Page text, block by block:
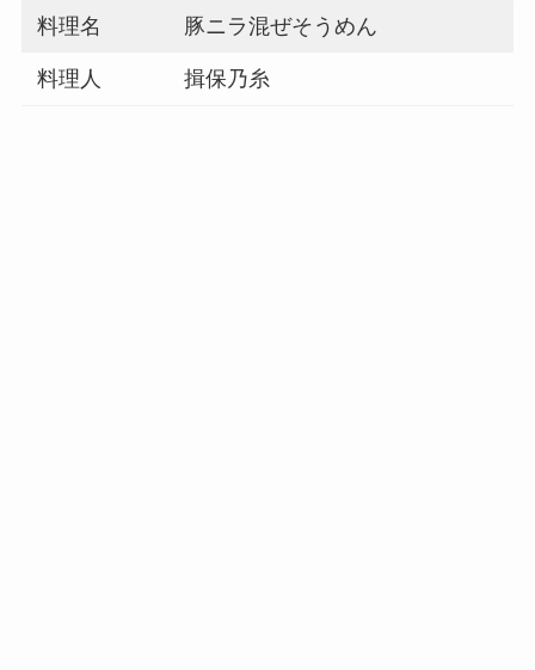
料理名 豚ニラ混ぜそうめん
料理人 揖保乃糸